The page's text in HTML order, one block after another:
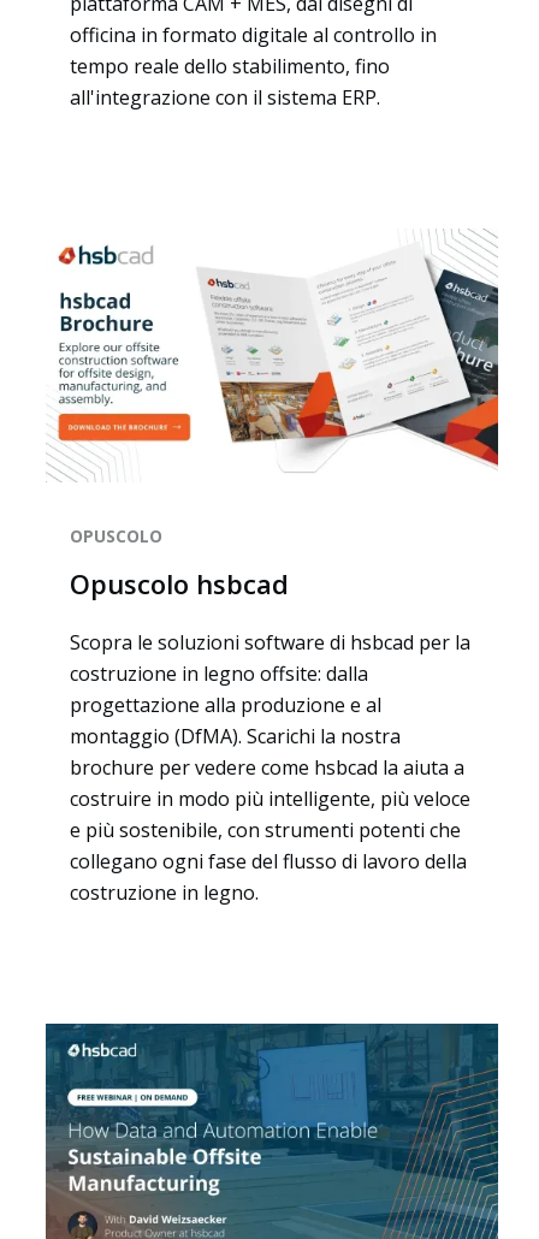
Home
officina in formato digitale al controllo in
tempo reale dello stabilimento, fino
all'integrazione con il sistema ERP.
OPUSCOLO
Opuscolo hsbcad
Scopra le soluzioni software di hsbcad per la
costruzione in legno offsite: dalla
progettazione alla produzione e al
montaggio (DfMA). Scarichi la nostra
brochure per vedere come hsbcad la aiuta a
costruire in modo più intelligente, più veloce
e più sostenibile, con strumenti potenti che
collegano ogni fase del flusso di lavoro della
costruzione in legno.